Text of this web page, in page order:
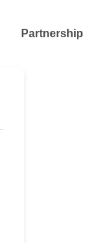
Partnership